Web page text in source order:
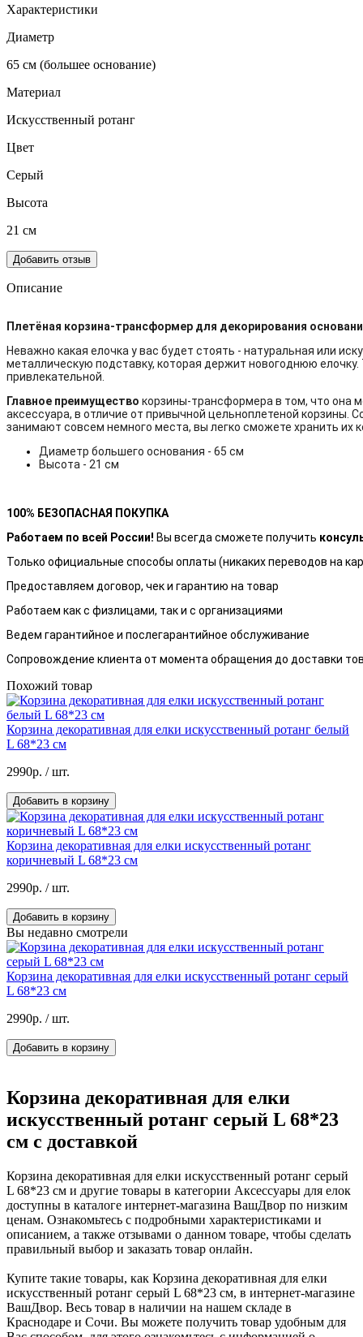
Характеристики
Диаметр
65 см (большее основание)
Материал
Искусственный ротанг
Цвет
Серый
Высота
21 см
Добавить отзыв
Описание
Плетёная корзина-трансформер для декорирования
Неважно какая елочка у вас будет стоять - натуральная или
металлическую подставку, которая держит новогоднюю
привлекательной.
Главное преимущество корзины-трансформера в том, что она
аксессуара, в отличие от привычной цельноплетеной корзины.
занимают совсем немного места, вы легко сможете хранить их
Диаметр большего основания - 65 см
Высота - 21 см
100% БЕЗОПАСНАЯ ПОКУПКА
Работаем по всей России! Вы всегда сможете получить
Только официальные способы оплаты (никаких переводов на
Предоставляем договор, чек и гарантию на товар
Работаем как с физлицами, так и с организациями
Ведем гарантийное и послегарантийное обслуживание
Сопровождение клиента от момента обращения до доставки
Похожий товар
Корзина декоративная для елки искусственный ротанг белый
L 68*23 см
2990р. / шт.
Добавить в корзину
Корзина декоративная для елки искусственный ротанг
коричневый L 68*23 см
2990р. / шт.
Добавить в корзину
Вы недавно смотрели
Корзина декоративная для елки искусственный ротанг серый
L 68*23 см
2990р. / шт.
Добавить в корзину
Корзина декоративная для елки
искусственный ротанг серый L 68*23
см с доставкой
Корзина декоративная для елки искусственный ротанг серый
L 68*23 см и другие товары в категории Аксессуары для елок
доступны в каталоге интернет-магазина ВашДвор по низким
ценам. Ознакомьтесь с подробными характеристиками и
описанием, а также отзывами о данном товаре, чтобы сделать
правильный выбор и заказать товар онлайн.
Купите такие товары, как Корзина декоративная для елки
искусственный ротанг серый L 68*23 см, в интернет-магазине
ВашДвор. Весь товар в наличии на нашем складе в
Краснодаре и Сочи. Вы можете получить товар удобным для